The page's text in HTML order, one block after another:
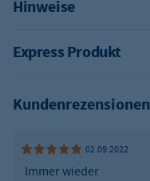
Hinweise
Express Produkt
Kundenrezensionen
02.09.2022
Immer wieder